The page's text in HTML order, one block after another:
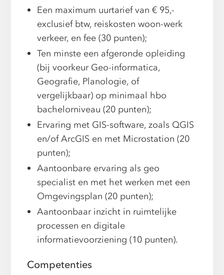
Een maximum uurtarief van € 95,-
exclusief btw, reiskosten woon-werk
verkeer, en fee (30 punten);
Ten minste een afgeronde opleiding
(bij voorkeur Geo-informatica,
Geografie, Planologie, of
vergelijkbaar) op minimaal hbo
bachelorniveau (20 punten);
Ervaring met GIS-software, zoals QGIS
en/of ArcGIS en met Microstation (20
punten);
Aantoonbare ervaring als geo
specialist en met het werken met een
Omgevingsplan (20 punten);
Aantoonbaar inzicht in ruimtelijke
processen en digitale
informatievoorziening (10 punten).
Competenties